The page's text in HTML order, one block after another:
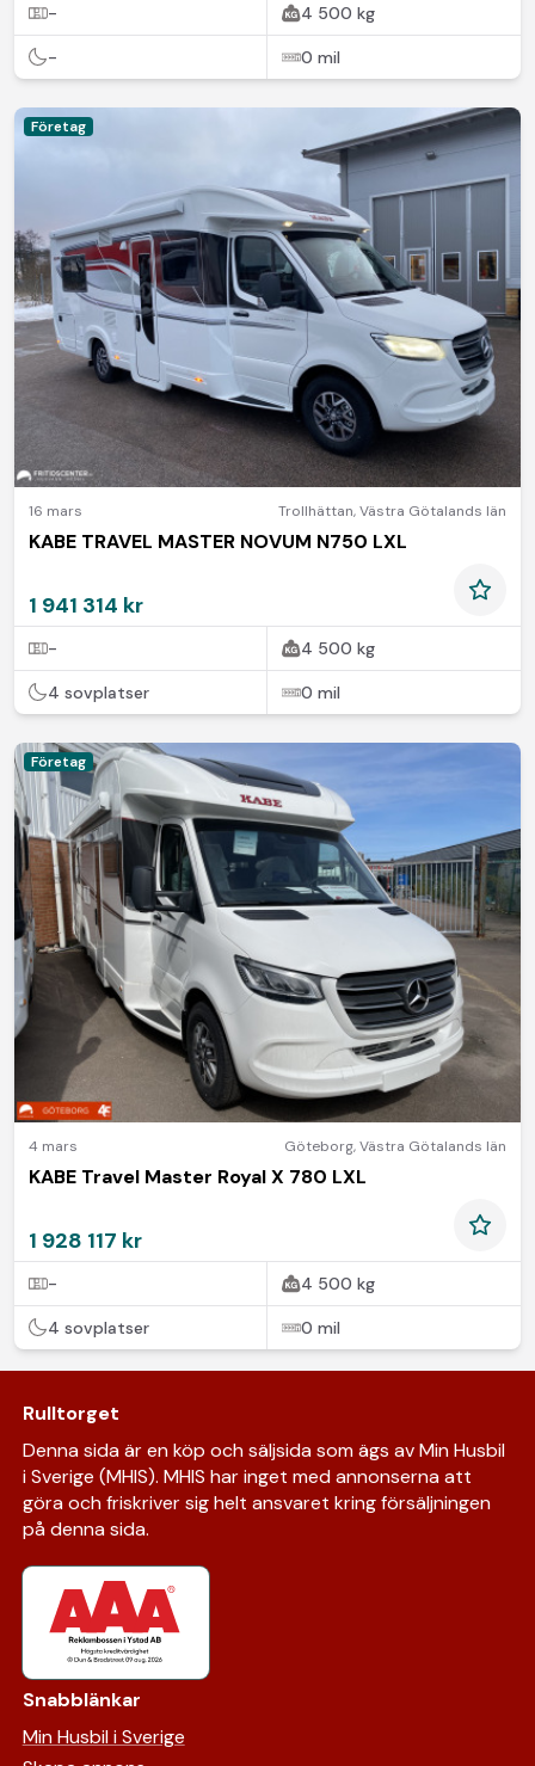
- 4 500 kg
- 0 mil
Företag
16 mars Trollhättan,Västra Götalands län
KABE TRAVEL MASTER NOVUM N750 LXL
1 941 314 kr
- 4 500 kg
4 sovplatser 0 mil
Företag
4 mars Göteborg,Västra Götalands län
KABE Travel Master Royal X 780 LXL
1 928 117 kr
- 4 500 kg
4 sovplatser 0 mil
Rulltorget
Denna sida är en köp och säljsida som ägs av Min Husbil
i Sverige (MHIS). MHIS har inget med annonserna att
göra och friskriver sig helt ansvaret kring försäljningen
på denna sida.
Snabblänkar
Min Husbil i Sverige